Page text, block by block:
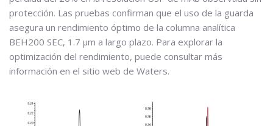
protección. Las pruebas confirman que el uso de la guarda
asegura un rendimiento óptimo de la columna analítica
BEH200 SEC, 1.7 μm a largo plazo. Para explorar la
optimización del rendimiento, puede consultar más
información en el sitio web de Waters.